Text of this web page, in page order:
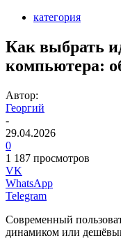
категория
Как выбрать
компьютера:
Автор:
Георгий
-
29.04.2026
0
1 187 просмотров
VK
WhatsApp
Telegram
Современный
динамиком или